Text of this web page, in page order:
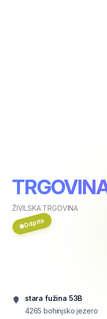
ŽIVILSKA TRGOVINA
Odprto
stara fužina 53B
4265 bohinjsko jezero